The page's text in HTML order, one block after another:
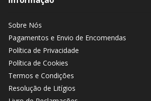
Sobre Nós
Pagamentos e Envio de Encomendas
Política de Privacidade
Política de Cookies
Termos e Condições
Resolução de Litígios